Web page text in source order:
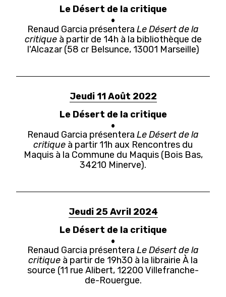
Le Désert de la critique
Renaud Garcia présentera Le Désert de la
critiqueà partir de 14h à la bibliothèque de
l'Alcazar (58 cr Belsunce, 13001 Marseille)
Jeudi 11 Août 2022
Le Désert de la critique
Renaud Garcia présentera Le Désert de la
critique à partir 11h aux Rencontres du
Maquis à la Commune du Maquis (Bois Bas,
34210 Minerve).
Jeudi 25 Avril 2024
Le Désert de la critique
Renaud Garcia présentera Le Désert de la
critique à partir de 19h30 à la librairie À la
source (11 rue Alibert, 12200 Villefranche-
de-Rouergue.